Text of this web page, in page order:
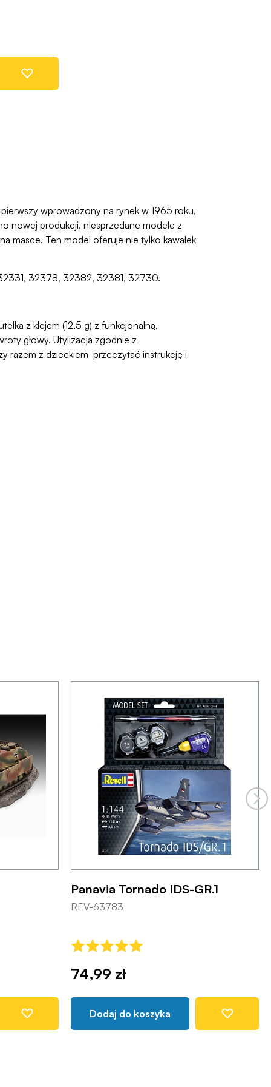
wprowadzony na rynek w 1965 roku,
nowej produkcji, niesprzedane modele z
masce. Ten model oferuje nie tylko kawałek
32378, 32382, 32381, 32730.
z klejem (12,5 g) z funkcjonalną,
głowy. Utylizacja zgodnie z
razem z dzieckiem przeczytać instrukcję i
Panavia Tornado IDS-GR.1
REV-63783
74,99 zł
Dodaj do koszyka